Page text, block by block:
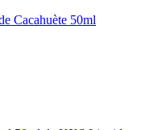
Cacahuète 50ml